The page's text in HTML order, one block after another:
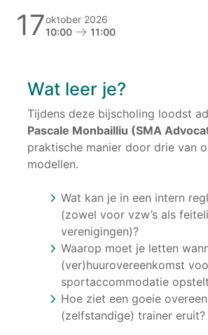
17oktober 2026
10:00
11:00
Wat leer je?
Tijdens deze bijscholing loodst
Pascale Monbailliu (SMA
praktische manier door drie van
modellen.
Wat kan je in een intern
(zowel voor vzw’s als
verenigingen)?
Waarop moet je letten
(ver)huurovereenkomst
sportaccommodatie
Hoe ziet een goeie
(zelfstandige) trainer eruit?